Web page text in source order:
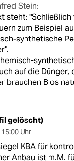
Stein:
steht: "Schließlich
zum Beispiel
synthetische
auf die Dünger,
brauchen Bios
gelöscht)
15:00 Uhr
KBA für
Anbau ist m.M.